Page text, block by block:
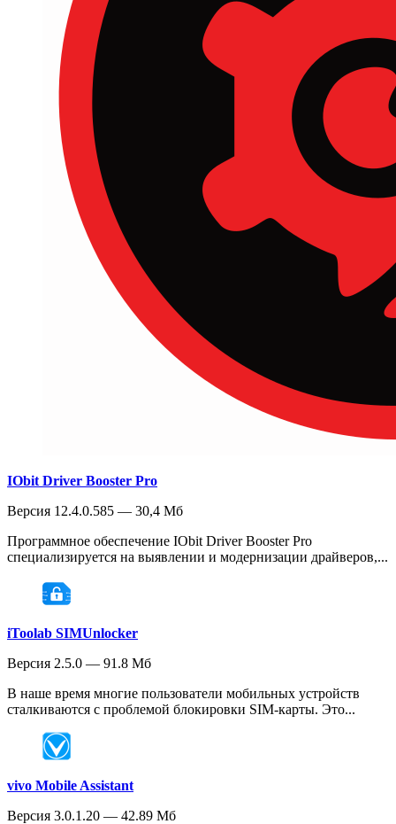
IObit Driver Booster Pro
Версия 12.4.0.585 — 30,4 Мб
Программное обеспечение IObit Driver Booster Pro
специализируется на выявлении и модернизации драйверов,...
iToolab SIMUnlocker
Версия 2.5.0 — 91.8 Мб
В наше время многие пользователи мобильных устройств
сталкиваются с проблемой блокировки SIM-карты. Это...
vivo Mobile Assistant
Версия 3.0.1.20 — 42.89 Мб